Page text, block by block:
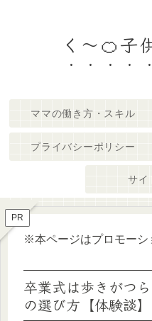
く～🍊子
ママの働き方・スキル
プライバシーポリシー
サイ
PR
※本ページはプロモーシ
卒業式は歩きがつ
の選び方【体験談】